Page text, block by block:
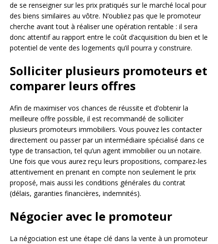
de se renseigner sur les prix pratiqués sur le marché local pour
des biens similaires au vôtre. N’oubliez pas que le promoteur
cherche avant tout à réaliser une opération rentable : il sera
donc attentif au rapport entre le coût d’acquisition du bien et le
potentiel de vente des logements qu’il pourra y construire.
Solliciter plusieurs promoteurs et
comparer leurs offres
Afin de maximiser vos chances de réussite et d’obtenir la
meilleure offre possible, il est recommandé de solliciter
plusieurs promoteurs immobiliers. Vous pouvez les contacter
directement ou passer par un intermédiaire spécialisé dans ce
type de transaction, tel qu’un agent immobilier ou un notaire.
Une fois que vous aurez reçu leurs propositions, comparez-les
attentivement en prenant en compte non seulement le prix
proposé, mais aussi les conditions générales du contrat
(délais, garanties financières, indemnités).
Négocier avec le promoteur
La négociation est une étape clé dans la vente à un promoteur